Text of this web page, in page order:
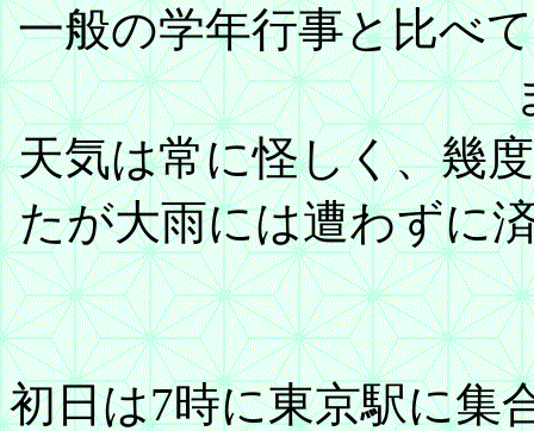
一般の学年行事と比べ
天気は常に怪しく、幾
たが大雨には遭わずに
初日は7時に東京駅に集